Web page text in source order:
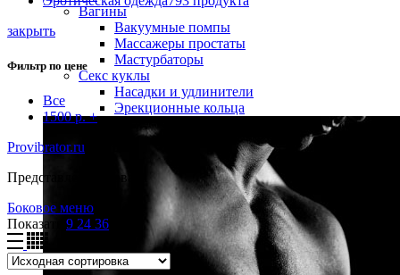
Вагины
Вакуумные помпы
Массажеры простаты
Мастурбаторы
Секс куклы
Насадки и удлинители
Эрекционные кольца
закрыть
Фильтр по цене
Все
1500р.+
Provibrator.ru
Представлено 3 товара
Боковое меню
Показать 9 24 36